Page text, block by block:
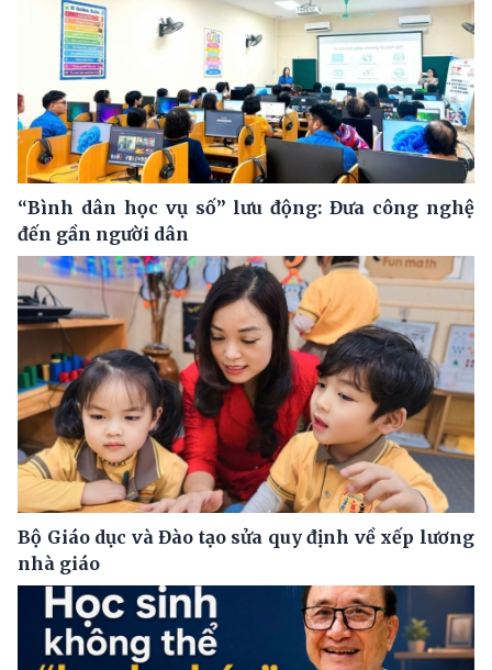
“Bình dân học vụ số” lưu động: Đưa công nghệ
đến gần người dân
Bộ Giáo dục và Đào tạo sửa quy định về xếp lương
nhà giáo